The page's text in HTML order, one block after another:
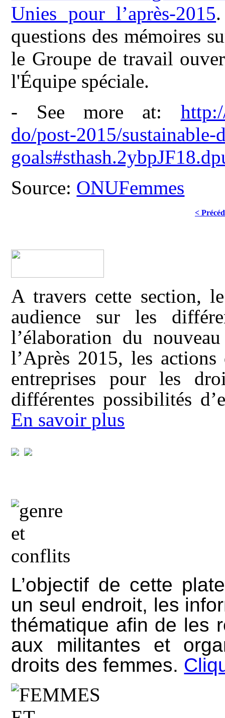
Unies pour l’après-2015
questions des mémoires
le Groupe de travail
l'Équipe spéciale.
- See more at:
do/post-2015/sustainable-
Source: ONUFemmes
<
A travers cette section,
audience sur les
l’élaboration du
l’Après 2015, les
entreprises pour les
différentes possibilités
En savoir plus
L’objectif de cette
un seul endroit, les
thématique afin de les
aux militantes et
droits des femmes.